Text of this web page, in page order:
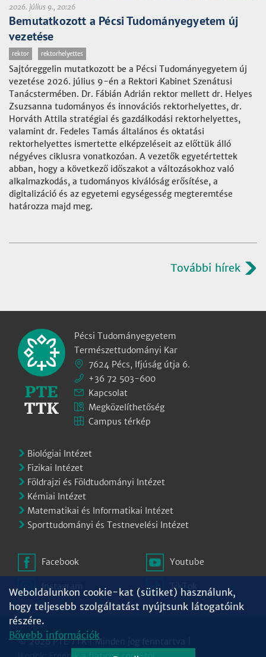
2026. július 9., 20:26
Bemutatkozott a Pécsi Tudományegyetem új
vezetése
rektor rektorhelyettes
Sajtóreggelin mutatkozott be a Pécsi Tudományegyetem új
vezetése 2026. július 9-én a Rektori Kabinet Szenátusi
Tanácstermében. Dr. Fábián Adrián rektor mellett dr. Helyes
Zsuzsanna tudományos és innovációs rektorhelyettes, dr.
Horváth Attila stratégiai és gazdálkodási rektorhelyettes,
valamint dr. Fedeles Tamás általános és oktatási
rektorhelyettes ismertette elképzeléseit az előttük álló
négyéves ciklusra vonatkozóan. A vezetők egyetértettek
abban, hogy a következő időszakot a változásokhoz való
alkalmazkodás, a tudományos kiválóság erősítése, a
digitalizáció és az egyetemi egységesség megteremtése
határozza majd meg.
További hírek
Pécsi Tudományegyetem
Természettudományi Kar
7624 Pécs, Ifjúság útja 6.
+36 72 503-600
Kapcsolat
Megközelíthetőség
Campus térkép
Biológiai Intézet
Fizikai Intézet
Földrajzi és Földtudományi Intézet
Kémiai Intézet
Matematikai és Informatikai Intézet
Sporttudományi és Testnevelési Intézet
Facebook
Instagram
Youtube
TikTok
© 2026 PTE TTK | Minden jog fenntartva |
Weboldalunkon cookie-kat (sütiket) használunk,
hogy teljesebb szolgáltatást nyújtsunk látogatóink
részére.
Bővebb információk